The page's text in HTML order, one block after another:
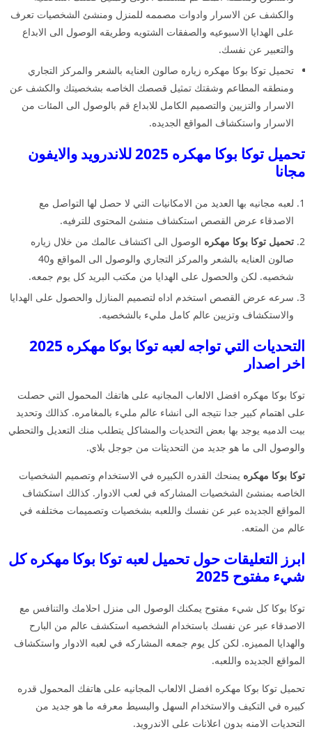
والكشف عن الاسرار وادوات مصممه للمنزل ومنشئ الشخصيات تعرف
على الهدايا الاسبوعيه والصفقات الشتويه وطريقه الوصول الى الابداع
والتعبير عن نفسك.
تحميل توكا بوكا مهكره زياره صالون العنايه بالشعر والمركز التجاري
ومنطقه المطاعم وشقتك تمثيل قصصك الخاصه بشخصيتك والكشف عن
الاسرار والتزيين والتصميم الكامل للابداع قم بالوصول الى المئات من
الاسرار واستكشاف المواقع الجديده.
تحميل توكا بوكا مهكره 2025 للاندرويد والايفون
مجانا
لعبه مجانيه بها العديد من الامكانيات التي لا حصل لها التواصل مع
الاصدقاء عرض القصص استكشاف منشئ المحتوى للترفيه.
تحميل توكا بوكا مهكره الوصول الى اكتشاف عالمك من خلال زياره
صالون العنايه بالشعر والمركز التجاري والوصول الى المواقع و40
شخصيه. لكن والحصول على الهدايا من مكتب البريد كل يوم جمعه.
سرعه عرض القصص استخدم اداه لتصميم المنازل والحصول على الهدايا
والاستكشاف وتزيين عالم كامل مليء بالشخصيه.
التحديات التي تواجه لعبه توكا بوكا مهكره 2025
اخر اصدار
توكا بوكا مهكره افضل الالعاب المجانيه على هاتفك المحمول التي حصلت
على اهتمام كبير جدا نتيجه الى انشاء عالم مليء بالمغامره. كذالك وتحديد
بيت الدميه يوجد بها بعض التحديات والمشاكل يتطلب منك التعديل والتحطي
والوصول الى ما هو جديد من التحديثات من جوجل بلاي.
توكا بوكا مهكره يمنحك القدره الكبيره في الاستخدام وتصميم الشخصيات
الخاصه بمنشئ الشخصيات المشاركه في لعب الادوار. كذالك استكشاف
المواقع الجديده عبر عن نفسك واللعبه بشخصيات وتصميمات مختلفه في
عالم من المتعه.
ابرز التعليقات حول تحميل لعبه توكا بوكا مهكره كل
شيء مفتوح 2025
توكا بوكا كل شيء مفتوح يمكنك الوصول الى منزل احلامك والتنافس مع
الاصدقاء عبر عن نفسك باستخدام الشخصيه استكشف عالم من البارح
والهدايا المميزه. لكن كل يوم جمعه المشاركه في لعبه الادوار واستكشاف
المواقع الجديده واللعبه.
تحميل توكا بوكا مهكره افضل الالعاب المجانيه على هاتفك المحمول قدره
كبيره في التكيف والاستخدام السهل والبسيط معرفه ما هو جديد من
التحديات الامنه بدون اعلانات على الاندرويد.